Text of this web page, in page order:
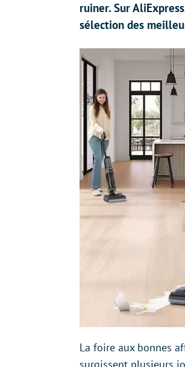
ruiner. Sur
sélection des
La foire aux bonnes
surgissent plusieurs